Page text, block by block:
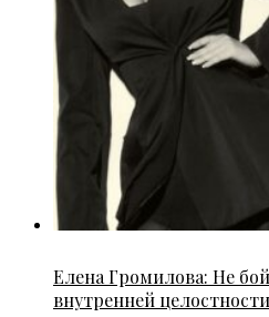
Елена Громилова: Не
внутренней